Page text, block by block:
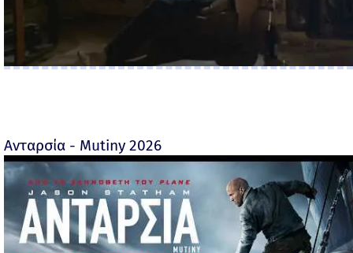
Ανταρσία - Mutiny 2026